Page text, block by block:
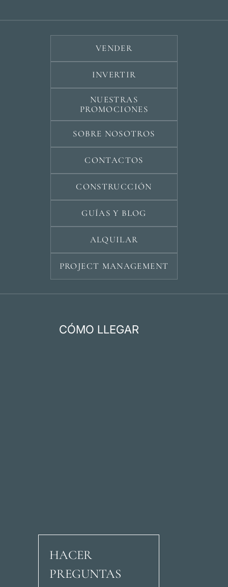
VENDER
INVERTIR
NUESTRAS
PROMOCIONES
SOBRE NOSOTROS
CONTACTOS
CONSTRUCCIÓN
GUÍAS Y BLOG
ALQUILAR
PROJECT MANAGEMENT
CÓMO LLEGAR
Avenida Ricardo
HACER
PREGUNTAS